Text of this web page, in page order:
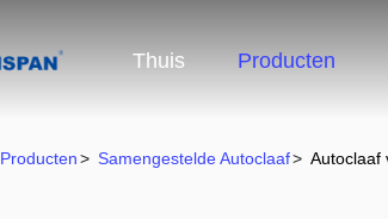
Thuis Producten
Producten> Samengestelde Autoclaaf> Autoclaaf